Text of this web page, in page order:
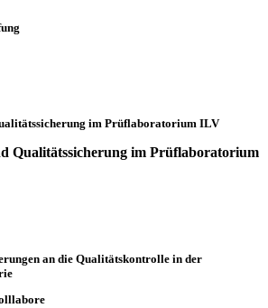
im Prüflaboratorium ILV
Qualitätssicherung im Prüflaboratorium
an die Qualitätskontrolle in der